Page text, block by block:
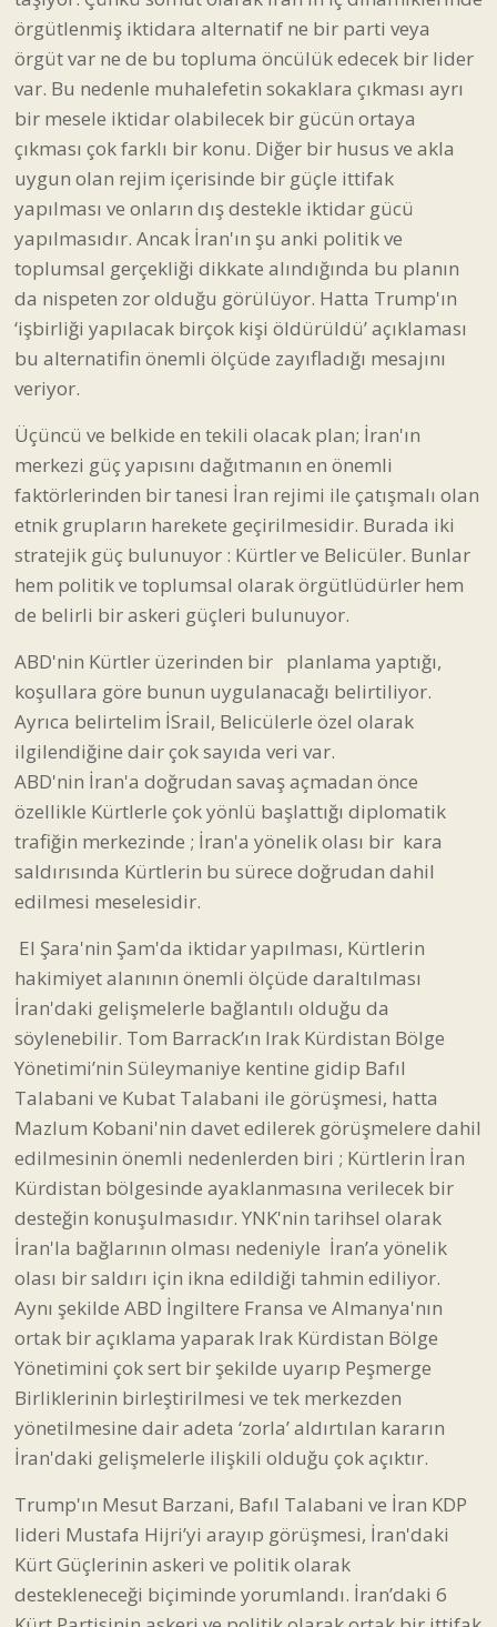
yapılması ve onların dış destekle iktidar gücü
yapılmasıdır. Ancak İran'ın şu anki politik ve
toplumsal gerçekliği dikkate alındığında bu planın
da nispeten zor olduğu görülüyor. Hatta Trump'ın
‘işbirliği yapılacak birçok kişi öldürüldü’ açıklaması
bu alternatifin önemli ölçüde zayıfladığı mesajını
veriyor.
Üçüncü ve belkide en tekili olacak plan; İran'ın
merkezi güç yapısını dağıtmanın en önemli
faktörlerinden bir tanesi İran rejimi ile çatışmalı olan
etnik grupların harekete geçirilmesidir. Burada iki
stratejik güç bulunuyor : Kürtler ve Belicüler. Bunlar
hem politik ve toplumsal olarak örgütlüdürler hem
de belirli bir askeri güçleri bulunuyor.
ABD'nin Kürtler üzerinden bir planlama yaptığı,
koşullara göre bunun uygulanacağı belirtiliyor.
Ayrıca belirtelim İSrail, Belicülerle özel olarak
ilgilendiğine dair çok sayıda veri var.
ABD'nin İran'a doğrudan savaş açmadan önce
özellikle Kürtlerle çok yönlü başlattığı diplomatik
trafiğin merkezinde ; İran'a yönelik olası bir kara
saldırısında Kürtlerin bu sürece doğrudan dahil
edilmesi meselesidir.
El Şara'nin Şam'da iktidar yapılması, Kürtlerin
hakimiyet alanının önemli ölçüde daraltılması
İran'daki gelişmelerle bağlantılı olduğu da
söylenebilir. Tom Barrack’ın Irak Kürdistan Bölge
Yönetimi’nin Süleymaniye kentine gidip Bafıl
Talabani ve Kubat Talabani ile görüşmesi, hatta
Mazlum Kobani'nin davet edilerek görüşmelere dahil
edilmesinin önemli nedenlerden biri ; Kürtlerin İran
Kürdistan bölgesinde ayaklanmasına verilecek bir
desteğin konuşulmasıdır. YNK'nin tarihsel olarak
İran'la bağlarının olması nedeniyle İran’a yönelik
olası bir saldırı için ikna edildiği tahmin ediliyor.
Aynı şekilde ABD İngiltere Fransa ve Almanya'nın
ortak bir açıklama yaparak Irak Kürdistan Bölge
Yönetimini çok sert bir şekilde uyarıp Peşmerge
Birliklerinin birleştirilmesi ve tek merkezden
yönetilmesine dair adeta ‘zorla’ aldırtılan kararın
İran'daki gelişmelerle ilişkili olduğu çok açıktır.
Trump'ın Mesut Barzani, Bafıl Talabani ve İran KDP
lideri Mustafa Hijri’yi arayıp görüşmesi, İran'daki
Kürt Güçlerinin askeri ve politik olarak
destekleneceği biçiminde yorumlandı. İran’daki 6
Kürt Partisinin askeri ve politik olarak ortak bir ittifak
kurmalarının da ABD’nin ve İsrail’in baskısı veya
telkinleri sonucu gerçekleştiği bilinmektedir. Ancak
İran Kürt bölgelerinde hem politik ve toplumsal hem
de askeri olarak en güçlüsü olan PJAK’ın PKK ile ile
bağlantılı olduğu iddiasıyla ABD Hazine
Bakanlığı'nın ‘terör örgütleri’ listesinde yer alması